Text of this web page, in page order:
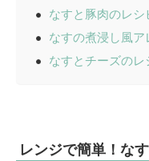
なすと豚肉のレシ
なすの煮浸し風
なすとチーズのレ
レンジで簡単！な